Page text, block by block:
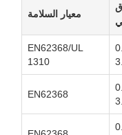
معيار السلامة
EN62368/UL
1310
EN62368